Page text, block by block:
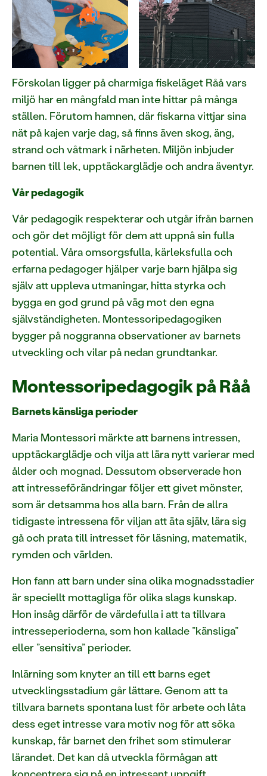
Förskolan ligger på charmiga fiskeläget Råå vars
miljö har en mångfald man inte hittar på många
ställen. Förutom hamnen, där fiskarna vittjar sina
nät på kajen varje dag, så finns även skog, äng,
strand och våtmark i närheten. Miljön inbjuder
barnen till lek, upptäckarglädje och andra äventyr.
Vår pedagogik
Vår pedagogik respekterar och utgår ifrån barnen
och gör det möjligt för dem att uppnå sin fulla
potential. Våra omsorgsfulla, kärleksfulla och
erfarna pedagoger hjälper varje barn hjälpa sig
själv att uppleva utmaningar, hitta styrka och
bygga en god grund på väg mot den egna
självständigheten. Montessoripedagogiken
bygger på noggranna observationer av barnets
utveckling och vilar på nedan grundtankar.
Montessoripedagogik på Råå
Barnets känsliga perioder
Maria Montessori märkte att barnens intressen,
upptäckarglädje och vilja att lära nytt varierar med
ålder och mognad. Dessutom observerade hon
att intresseförändringar följer ett givet mönster,
som är detsamma hos alla barn. Från de allra
tidigaste intressena för viljan att äta själv, lära sig
gå och prata till intresset för läsning, matematik,
rymden och världen.
Hon fann att barn under sina olika mognadsstadier
är speciellt mottagliga för olika slags kunskap.
Hon insåg därför de värdefulla i att ta tillvara
intresseperioderna, som hon kallade ”känsliga”
eller ”sensitiva” perioder.
Inlärning som knyter an till ett barns eget
utvecklingsstadium går lättare. Genom att ta
tillvara barnets spontana lust för arbete och låta
dess eget intresse vara motiv nog för att söka
kunskap, får barnet den frihet som stimulerar
lärandet. Det kan då utveckla förmågan att